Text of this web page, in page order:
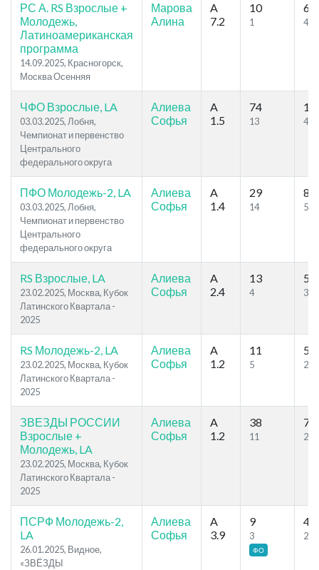
РС А. RS Взрослые +
Молодежь,
Латиноамериканская
программа
14.09.2025, Красногорск,
Москва Осенняя
Марова
Алина
A
7.2
10
1
63
41
ЧФО Взрослые, LA
03.03.2025, Лобня,
Чемпионат и первенство
Центрального
федерального округа
Алиева
Софья
A
1.5
74
13 44
ПФО Молодежь-2, LA
03.03.2025, Лобня,
Чемпионат и первенство
Центрального
федерального округа
Алиева
Софья
A
1.4
29
14
85
56
RS Взрослые, LA
23.02.2025, Москва, Кубок
Латинского Квартала -
2025
Алиева
Софья
A
2.4
13
4
57
32
RS Молодежь-2, LA
23.02.2025, Москва, Кубок
Латинского Квартала -
2025
Алиева
Софья
A
1.2
11
5
56
29
ЗВЕЗДЫ РОССИИ
Взрослые +
Молодежь, LA
23.02.2025, Москва, Кубок
Латинского Квартала -
2025
Алиева
Софья
A
1.2
38
11
70
28
ПСРФ Молодежь-2,
LA
26.01.2025, Видное,
«ЗВЁЗДЫ
Алиева
Софья
A
3.9
9
3
ФО
44
25